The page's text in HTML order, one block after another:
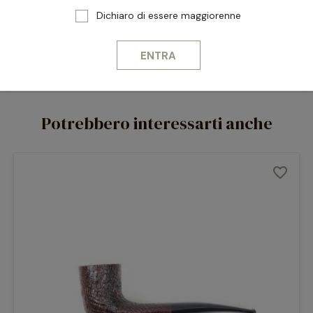
Potrebbero interessarti anche
favorite_border
Dichiaro di essere maggiorenne
ENTRA